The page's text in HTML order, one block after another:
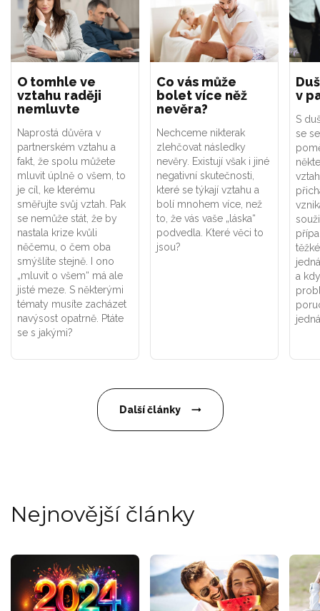
O tomhle ve
vztahu raději
nemluvte
Naprostá důvěra v
partnerském vztahu a
fakt, že spolu můžete
mluvit úplně o všem, to
je cíl, ke kterému
směřujte svůj vztah. Pak
se nemůže stát, že by
nastala krize kvůli
něčemu, o čem oba
smýšlíte stejně. I ono
„mluvit o všem“ má ale
jisté meze. S některými
tématy musíte zacházet
navýsost opatrně. Ptáte
se s jakými?
Co vás může
bolet více něž
nevěra?
Nechceme nikterak
zlehčovat následky
nevěry. Existují však i jiné
negativní skutečnosti,
které se týkají vztahu a
bolí mnohem více, než
to, že vás vaše „láska“
podvedla. Které věci to
jsou?
v
S
se
a
Další články
Nejnovější články